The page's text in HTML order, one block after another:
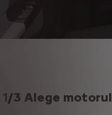
1/3 Alege motorul